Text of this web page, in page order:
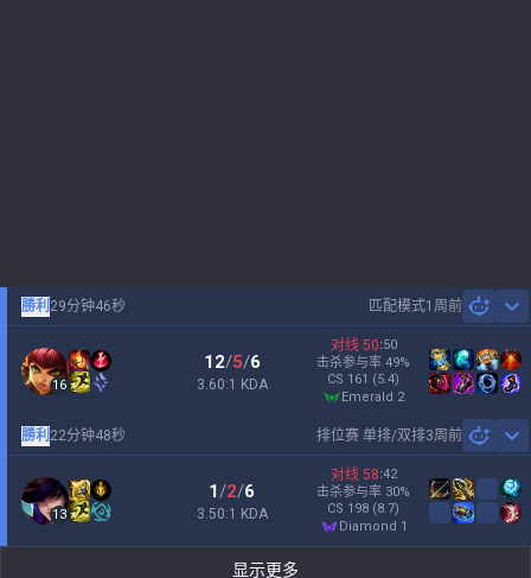
匹配模式1周前
勝利 29分钟46秒
16
12/5/6
3.60:1 KDA
对线 50:50
击杀参与率 49%
CS 161 (5.4)
emerald 2
排位赛 单排/双排3周前
勝利 22分钟48秒
13
1/2/6
3.50:1 KDA
对线 58:42
击杀参与率 30%
CS 198 (8.7)
diamond 1
显示更多